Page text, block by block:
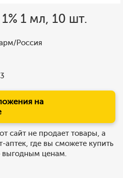
1 мл, 10 шт.
Россия
на
сайт не продает товары, а
аптек, где вы сможете купить
ценам.